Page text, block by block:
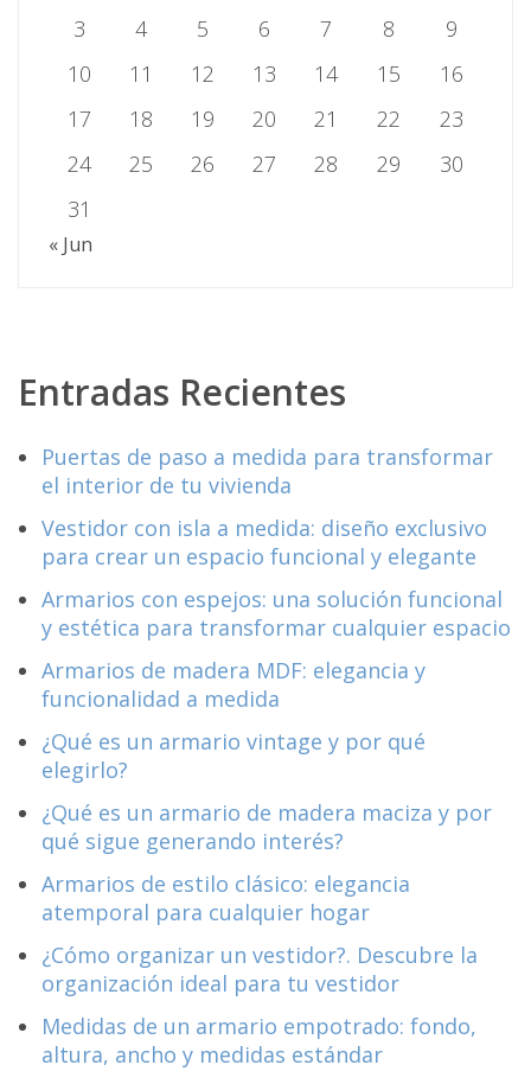
3
4 5 6 7 8
9
10
11 12 13 14 15
16
17
18 19 20 21 22
23
24
25 26 27 28 29
30
31
« Jun
Entradas Recientes
Puertas de paso a medida para transformar
el interior de tu vivienda
Vestidor con isla a medida: diseño exclusivo
para crear un espacio funcional y elegante
Armarios con espejos: una solución funcional
y estética para transformar cualquier espacio
Armarios de madera MDF: elegancia y
funcionalidad a medida
¿Qué es un armario vintage y por qué
elegirlo?
¿Qué es un armario de madera maciza y por
qué sigue generando interés?
Armarios de estilo clásico: elegancia
atemporal para cualquier hogar
¿Cómo organizar un vestidor?. Descubre la
organización ideal para tu vestidor
Medidas de un armario empotrado: fondo,
altura, ancho y medidas estándar